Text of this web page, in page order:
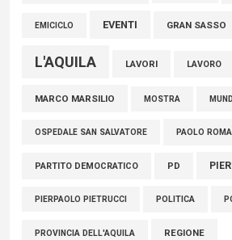
EMICICLO EVENTI GRAN SASSO
L'AQUILA LAVORI LAVORO
MARCO MARSILIO MOSTRA
OSPEDALE SAN SALVATORE PAOLO
PARTITO DEMOCRATICO PD
PIERPAOLO PIETRUCCI POLITICA
PROVINCIA DELL'AQUILA REGIONE